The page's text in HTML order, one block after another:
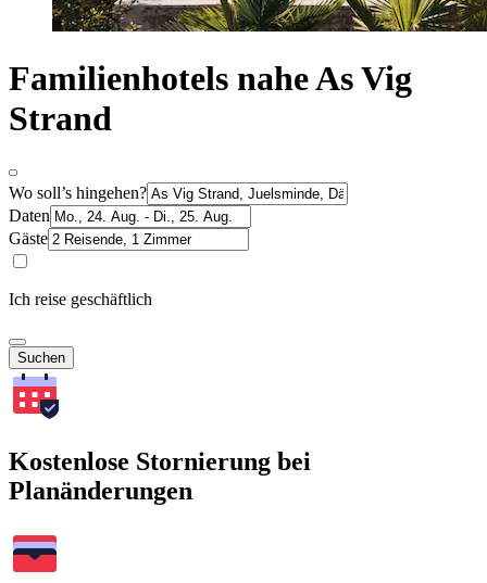
Familienhotels nahe As Vig
Strand
Wo soll’s hingehen?
Daten
Gäste
Ich reise geschäftlich
Suchen
Kostenlose Stornierung bei
Planänderungen